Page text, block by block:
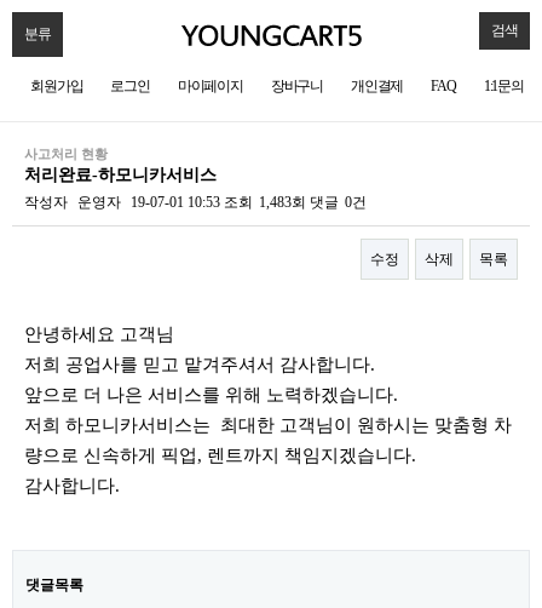
분류 검색
회원가입 로그인 마이페이지 장바구니 개인결제 FAQ 1:1문의
사고처리 현황
처리완료-하모니카서비스
작성자 운영자 19-07-01 10:53 조회 1,483회 댓글 0건
수정 삭제 목록
안녕하세요 고객님
저희 공업사를 믿고 맡겨주셔서 감사합니다.
앞으로 더 나은 서비스를 위해 노력하겠습니다.
저희 하모니카서비스는 최대한 고객님이 원하시는 맞춤형 차
량으로 신속하게 픽업, 렌트까지 책임지겠습니다.
감사합니다.
댓글목록